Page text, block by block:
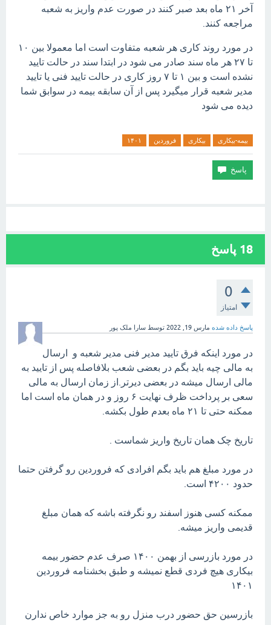
آخر ۲۱ ماه بعد صبر کنند در صورت عدم واریز به شعبه
مراجعه کنند.
در مورد روند کاری هر شعبه متفاوت است اما معمولا بین ۱۰
تا ۲۷ هر ماه سند صادر می شود در ابتدا سند در حالت تایید
نشده است و بین ۱ تا ۷ روز کاری در حالت تایید فنی یا تایید
مدیر شعبه قرار میگیرد پس از آن سابقه بیمه در سوابق شما
دیده می شود
بیمه-بیکاری بیکاری فروردین ۱۴۰۱
18 پاسخ
0
امتیاز
پاسخ داده شده مارس 19, 2022 توسط سارا ملک پور
در مورد اینکه فرق تایید مدیر فنی مدیر شعبه و ارسال
به مالی چیه باید بگم در بعضی شعب بلافاصله پس از تایید به
مالی ارسال میشه در بعضی دیرتر.از زمان ارسال به مالی
سعی بر پرداخت ظرف نهایت ۶ روز و در همان ماه است اما
ممکنه حتی تا ۲۱ ماه بعدم طول بکشه.
تاریخ چک همان تاریخ واریز شماست .
در مورد مبلغ هم باید بگم افرادی که فروردین رو گرفتن حتما
حدود ۴۲۰۰ است.
ممکنه کسی هنوز اسفند رو نگرفته باشه که همان مبلغ
قدیمی واریز میشه.
در مورد بازرسی از بهمن ۱۴۰۰ صرف عدم حضور بیمه
بیکاری هیچ فردی قطع نمیشه و طبق بخشنامه فروردین
۱۴۰۱
بازرسین حق حضور درب منزل رو به جز موارد خاص ندارن